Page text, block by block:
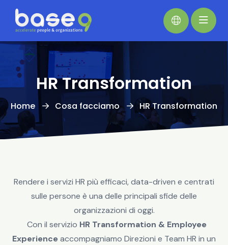
HR Transformation
Home Cosa facciamo HR Transformation
Rendere i servizi HR più efficaci, data-driven e centrati
sulle persone è una delle principali sfide delle
organizzazioni di oggi.
Con il servizio HR Transformation & Employee
Experience accompagniamo Direzioni e Team HR in un